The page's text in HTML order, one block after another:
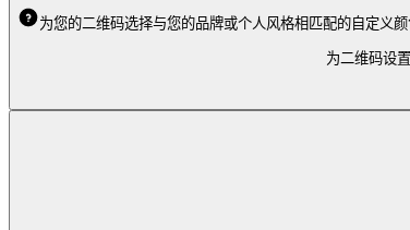
为您的二维码选择与您的品牌或个人风格相匹配的自定义
为二维码设置